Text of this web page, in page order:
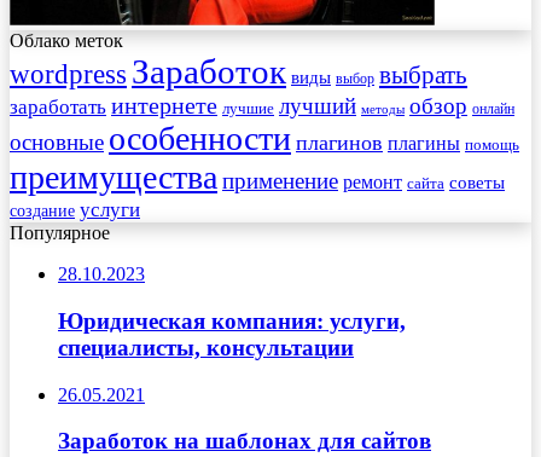
Облако меток
wordpress Заработок виды выбор выбрать
заработать интернете лучшие лучший методы обзор онлайн
основные особенности плагинов плагины помощь
преимущества применение ремонт сайта советы
создание услуги
Популярное
28.10.2023
Юридическая компания: услуги,
специалисты, консультации
26.05.2021
Заработок на шаблонах для сайтов